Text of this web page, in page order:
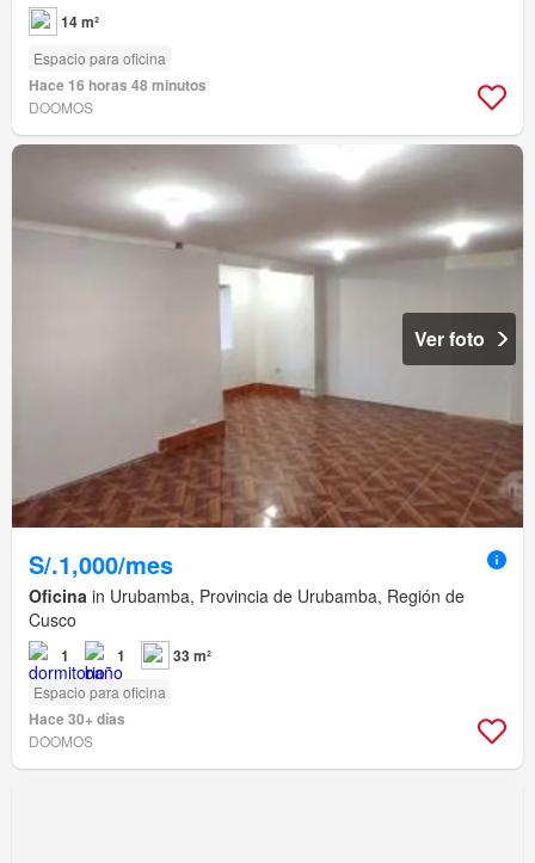
14 m²
Espacio para oficina
Hace 16 horas 48 minutos
DOOMOS
Ver foto
S/.1,000/mes
Oficina in Urubamba, Provincia de Urubamba, Región de
Cusco
1 1 33 m²
Espacio para oficina
Hace 30+ días
DOOMOS